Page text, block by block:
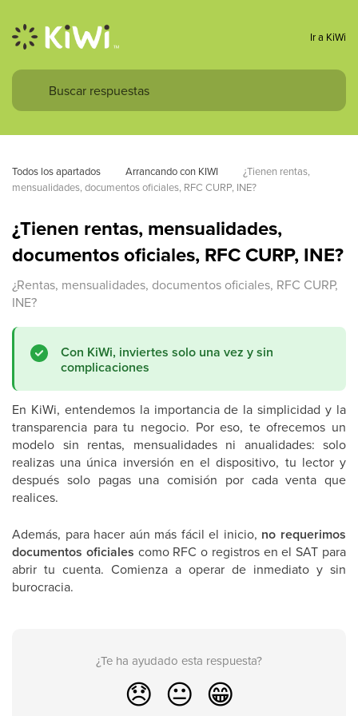
Ir a KiWi
Todos los apartados Arrancando con KIWI
¿Tienen rentas,
mensualidades, documentos oficiales, RFC CURP, INE?
¿Tienen rentas, mensualidades,
documentos oficiales, RFC CURP, INE?
¿Rentas, mensualidades, documentos oficiales, RFC CURP,
INE?
Con KiWi, inviertes solo una vez y sin
complicaciones
En KiWi, entendemos la importancia de la simplicidad y la
transparencia para tu negocio. Por eso, te ofrecemos un
modelo sin rentas, mensualidades ni anualidades: solo
realizas una única inversión en el dispositivo, tu lector y
después solo pagas una comisión por cada venta que
realices.
Además, para hacer aún más fácil el inicio, no requerimos
documentos oficiales como RFC o registros en el SAT para
abrir tu cuenta. Comienza a operar de inmediato y sin
burocracia.
¿Te ha ayudado esta respuesta?
😞 😐 😁